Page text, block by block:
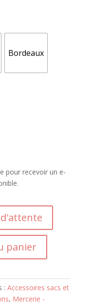
Bordeaux
pour recevoir un e-
panier
: Accessoires sacs et
, Mercerie -